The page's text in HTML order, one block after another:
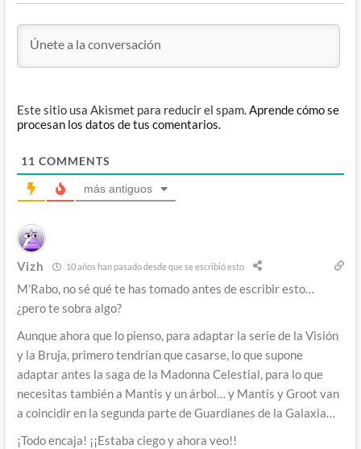
Este sitio usa Akismet para reducir el spam.Aprende cómo se
procesan los datos de tus comentarios.
11 COMMENTS
más antiguos
Vizh 10 años han pasado desde que se escribió esto
M’Rabo, no sé qué te has tomado antes de escribir esto…
¿pero te sobra algo?
Aunque ahora que lo pienso, para adaptar la serie de la Visión
y la Bruja, primero tendrían que casarse, lo que supone
adaptar antes la saga de la Madonna Celestial, para lo que
necesitas también a Mantis y un árbol… y Mantis y Groot van
a coincidir en la segunda parte de Guardianes de la Galaxia…
¡Todo encaja! ¡¡Estaba ciego y ahora veo!!